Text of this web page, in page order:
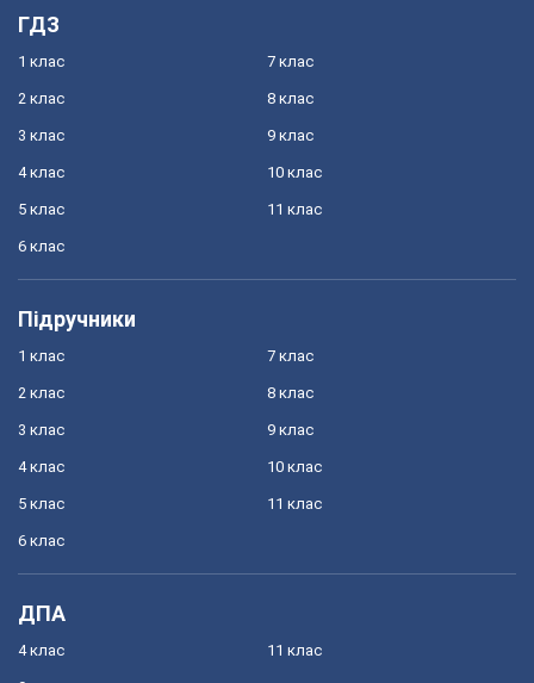
ГДЗ
1 клас
2 клас
3 клас
4 клас
5 клас
6 клас
7 клас
8 клас
9 клас
10 клас
11 клас
Підручники
1 клас
2 клас
3 клас
4 клас
5 клас
6 клас
7 клас
8 клас
9 клас
10 клас
11 клас
ДПА
4 клас 11 клас